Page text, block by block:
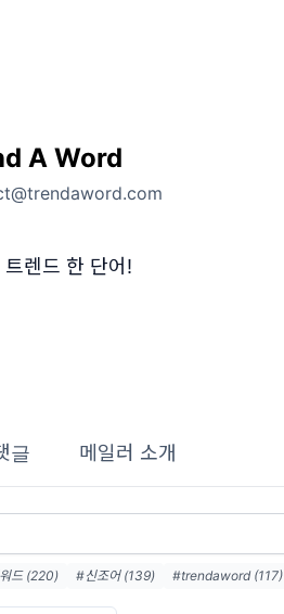
A Word
렌드 한 단어!
글 메일러 소개
드 (220) #신조어 (139) #trendaword (117)